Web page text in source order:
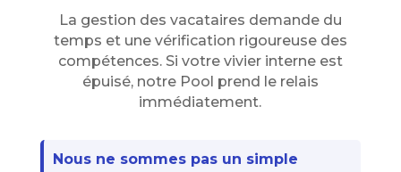
La gestion des vacataires demande du
temps et une vérification rigoureuse des
compétences. Si votre vivier interne est
épuisé, notre Pool prend le relais
immédiatement.
Nous ne sommes pas un simple